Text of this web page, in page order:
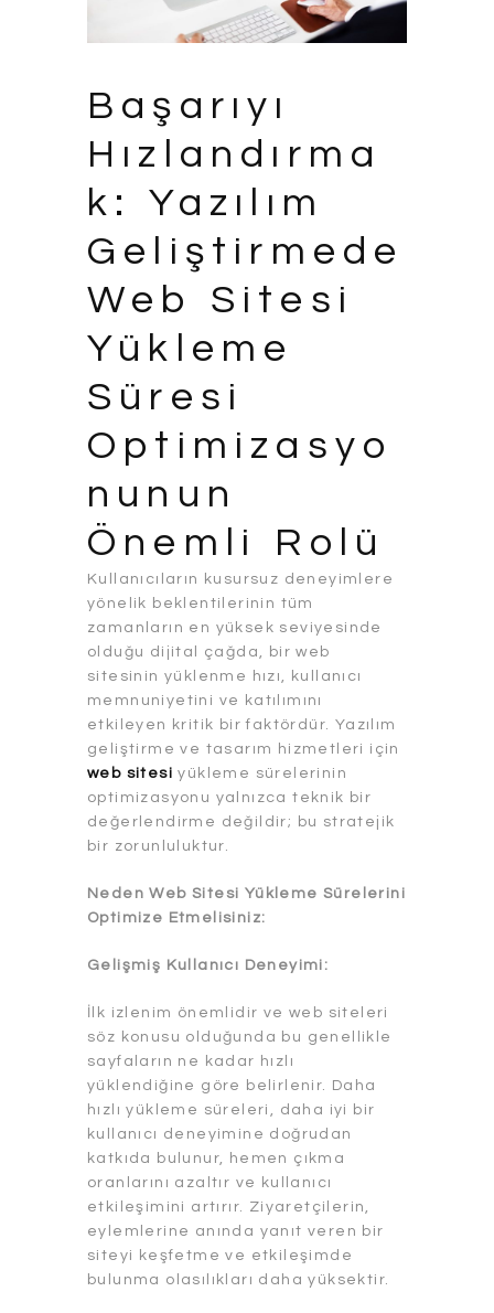
Başarıyı
Hızlandırma
k: Yazılım
Geliştirmede
Web Sitesi
Yükleme
Süresi
Optimizasyo
nunun
Önemli Rolü
Kullanıcıların kusursuz deneyimlere
yönelik beklentilerinin tüm
zamanların en yüksek seviyesinde
olduğu dijital çağda, bir web
sitesinin yüklenme hızı, kullanıcı
memnuniyetini ve katılımını
etkileyen kritik bir faktördür. Yazılım
geliştirme ve tasarım hizmetleri için
web sitesi yükleme sürelerinin
optimizasyonu yalnızca teknik bir
değerlendirme değildir; bu stratejik
bir zorunluluktur.
Neden Web Sitesi Yükleme Sürelerini
Optimize Etmelisiniz:
Gelişmiş Kullanıcı Deneyimi:
İlk izlenim önemlidir ve web siteleri
söz konusu olduğunda bu genellikle
sayfaların ne kadar hızlı
yüklendiğine göre belirlenir. Daha
hızlı yükleme süreleri, daha iyi bir
kullanıcı deneyimine doğrudan
katkıda bulunur, hemen çıkma
oranlarını azaltır ve kullanıcı
etkileşimini artırır. Ziyaretçilerin,
eylemlerine anında yanıt veren bir
siteyi keşfetme ve etkileşimde
bulunma olasılıkları daha yüksektir.